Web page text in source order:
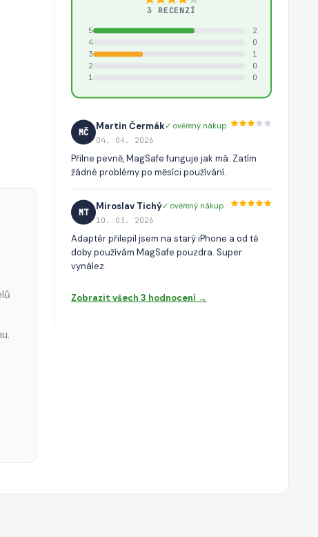
3 RECENZÍ
5
2
4
0
3
1
2
0
1
0
MČ
Martin Čermák✓ ověřený nákup
04. 04. 2026
Přilne pevně, MagSafe funguje jak má. Zatím
žádné problémy po měsíci používání.
MT
Miroslav Tichý✓ ověřený nákup
10. 03. 2026
Adaptér přilepil jsem na starý iPhone a od té
doby používám MagSafe pouzdra. Super
vynález.
Zobrazit všech 3 hodnocení →